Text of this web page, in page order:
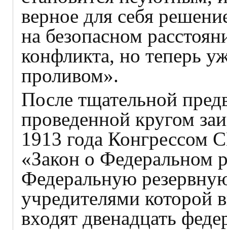
верное для себя
на безопасном
конфликта, но теперь
проливом».
После тщательной
проведенной кругом
1913 года Конгрессом
«Закон о Федеральном
Федеральную
учредителями которой
входят двенадцать